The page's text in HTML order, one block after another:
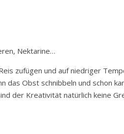
Nektarine…
zufügen und auf niedriger
das Obst schnibbeln und schon
der Kreativität natürlich keine